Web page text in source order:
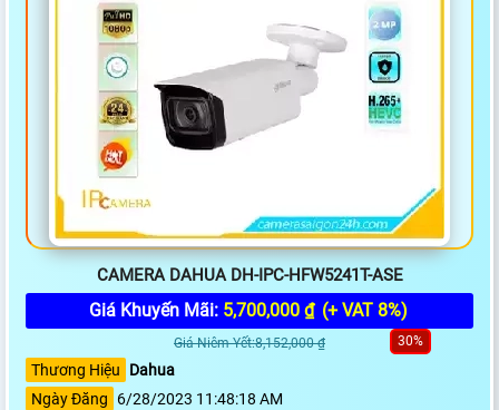
CAMERA DAHUA DH-IPC-HFW5241T-ASE
Giá Khuyến Mãi: 5,700,000 ₫ (+ VAT 8%)
Giá Niêm Yết:8,152,000 ₫ 30%
Thương Hiệu
Dahua
Ngày Đăng
6/28/2023 11:48:18 AM